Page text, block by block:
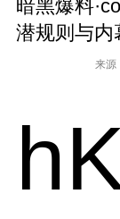
暗黑爆料
潜规则与内
来源